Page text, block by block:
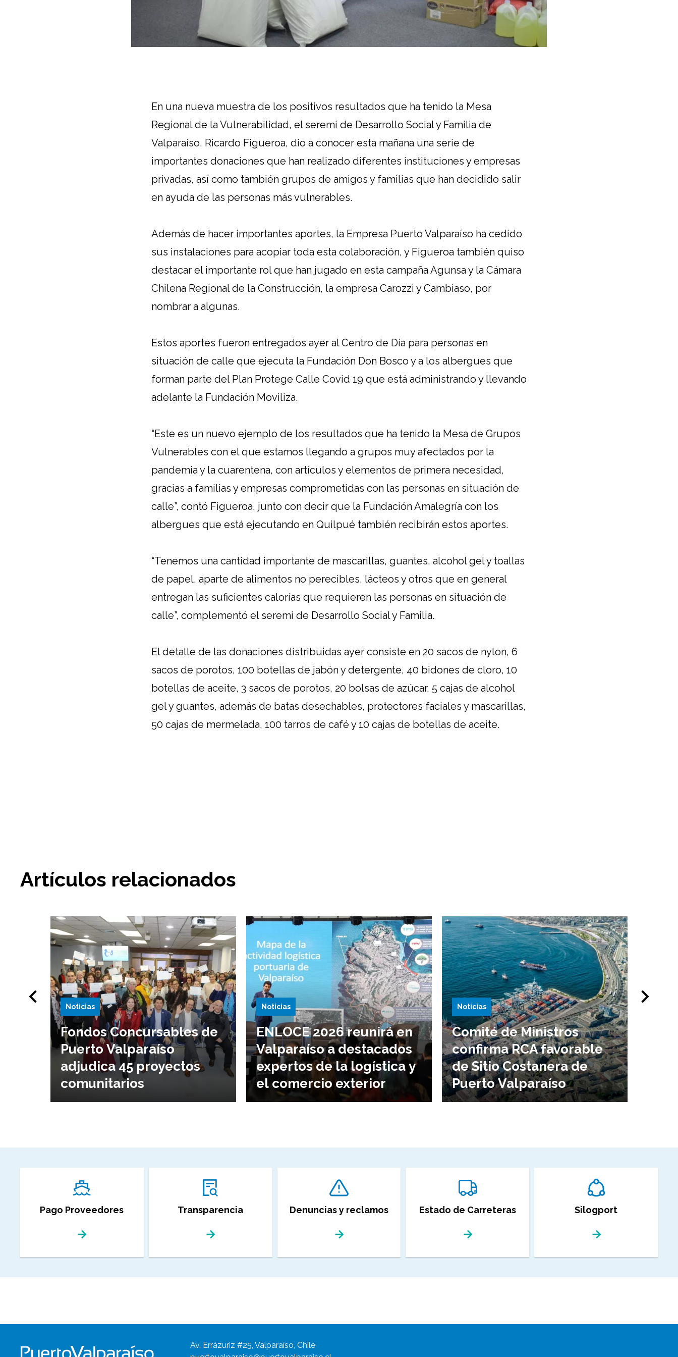
En una nueva muestra de los positivos resultados que ha tenido la Mesa
Regional de la Vulnerabilidad, el seremi de Desarrollo Social y Familia de
Valparaíso, Ricardo Figueroa, dio a conocer esta mañana una serie de
importantes donaciones que han realizado diferentes instituciones y empresas
privadas, así como también grupos de amigos y familias que han decidido salir
en ayuda de las personas más vulnerables.
Además de hacer importantes aportes, la Empresa Puerto Valparaíso ha cedido
sus instalaciones para acopiar toda esta colaboración, y Figueroa también quiso
destacar el importante rol que han jugado en esta campaña Agunsa y la Cámara
Chilena Regional de la Construcción, la empresa Carozzi y Cambiaso, por
nombrar a algunas.
Estos aportes fueron entregados ayer al Centro de Día para personas en
situación de calle que ejecuta la Fundación Don Bosco y a los albergues que
forman parte del Plan Protege Calle Covid 19 que está administrando y llevando
adelante la Fundación Moviliza.
“Este es un nuevo ejemplo de los resultados que ha tenido la Mesa de Grupos
Vulnerables con el que estamos llegando a grupos muy afectados por la
pandemia y la cuarentena, con artículos y elementos de primera necesidad,
gracias a familias y empresas comprometidas con las personas en situación de
calle”, contó Figueroa, junto con decir que la Fundación Amalegría con los
albergues que está ejecutando en Quilpué también recibirán estos aportes.
“Tenemos una cantidad importante de mascarillas, guantes, alcohol gel y toallas
de papel, aparte de alimentos no perecibles, lácteos y otros que en general
entregan las suficientes calorías que requieren las personas en situación de
calle”, complementó el seremi de Desarrollo Social y Familia.
El detalle de las donaciones distribuidas ayer consiste en 20 sacos de nylon, 6
sacos de porotos, 100 botellas de jabón y detergente, 40 bidones de cloro, 10
botellas de aceite, 3 sacos de porotos, 20 bolsas de azúcar, 5 cajas de alcohol
gel y guantes, además de batas desechables, protectores faciales y mascarillas,
50 cajas de mermelada, 100 tarros de café y 10 cajas de botellas de aceite.
Artículos relacionados
Noticias
Fondos Concursables de
Puerto Valparaíso
adjudica 45 proyectos
comunitarios
Noticias
ENLOCE 2026 reunirá en
Valparaíso a destacados
expertos de la logística y
el comercio exterior
Noticias
Comité de Ministros
confirma RCA favorable
de Sitio Costanera de
Puerto Valparaíso
Pago Proveedores Transparencia Denuncias y reclamos Estado de Carreteras Silogport
Av. Errázuriz #25, Valparaíso, Chile